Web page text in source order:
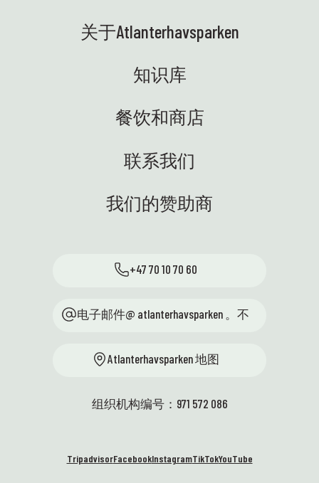
关于Atlanterhavsparken
知识库
餐饮和商店
联系我们
我们的赞助商
+47 70 10 70 60
电子邮件@ atlanterhavsparken 。不
Atlanterhavsparken 地图
组织机构编号：971 572 086
TripadvisorFacebookInstagramTikTokYouTube